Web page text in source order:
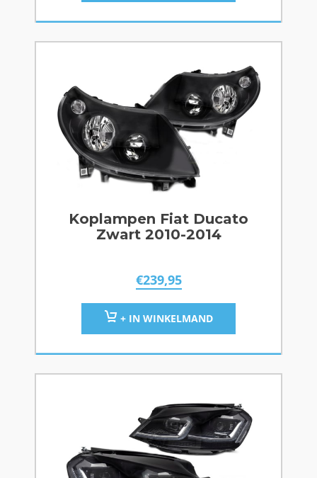
Koplampen Fiat Ducato
Zwart 2010-2014
€239,95
+ IN WINKELMAND